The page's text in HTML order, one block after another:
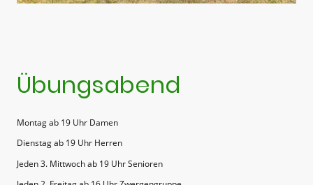
Übungsabend
Montag ab 19 Uhr Damen
Dienstag ab 19 Uhr Herren
Jeden 3. Mittwoch ab 19 Uhr Senioren